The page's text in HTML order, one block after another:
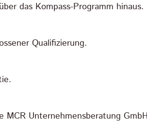
das Kompass-Programm hinaus.
Qualifizierung.
Unternehmensberatung